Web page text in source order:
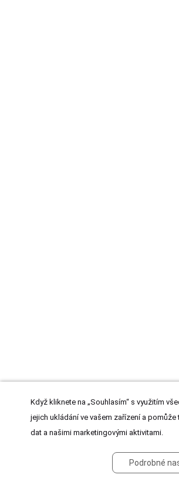
Když kliknete na „Souhlasím“ s využitím
jejich ukládání ve vašem zařízení a
dat a našimi marketingovými aktivitami.
Podrobné